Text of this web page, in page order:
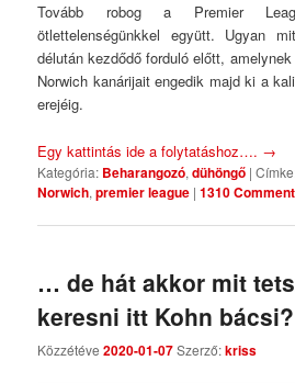
Tovább robog a Premier
ötlettelenségünkkel együtt. Ugyan
délután kezdődő forduló előtt,
Norwich kanárijait engedik majd ki a
erejéig.
Egy kattintás ide a folytatáshoz…. →
Kategória: Beharangozó,dühöngő |
Norwich,premier league |1310
… de hát akkor mit
keresni itt Kohn bácsi?
Közzétéve2020-01-07Szerző:kriss